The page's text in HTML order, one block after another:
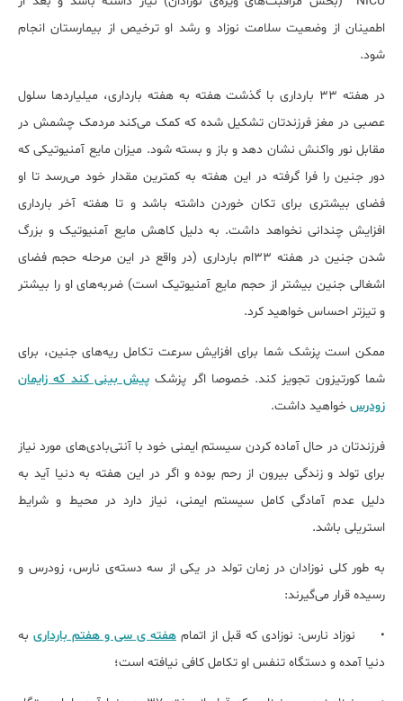
اطمینان از وضعیت سلامت نوزاد و رشد او ترخیص از بیمارستان انجام
شود.
در هفته 33 بارداری با گذشت هفته به هفته بارداری، میلیاردها سلول
عصبی در مغز فرزندتان تشکیل شده که کمک می‌کند مردمک چشمش در
مقابل نور واکنش نشان دهد و باز و بسته شود. میزان مایع آمنیوتیکی که
دور جنین را فرا گرفته در این هفته به کمترین مقدار خود می‌رسد تا او
فضای بیشتری برای تکان خوردن داشته باشد و تا هفته‌ آخر بارداری
افزایش چندانی نخواهد داشت. به دلیل کاهش مایع آمنیوتیک و بزرگ
شدن جنین در هفته 33ام بارداری (در واقع در این مرحله حجم فضای
اشغالی جنین بیشتر از حجم مایع آمنیوتیک است) ضربه‌های او را بیشتر
و تیزتر احساس خواهید کرد.
ممکن است پزشک شما برای افزایش سرعت تکامل ریه‌های جنین، برای
شما کورتیزون تجویز کند. خصوصا اگر پزشک پیش بینی کند که زایمان
زودرس خواهید داشت.
فرزندتان در حال آماده کردن سیستم ایمنی خود با آنتی‌بادی‌های مورد نیاز
برای تولد و زندگی بیرون از رحم بوده و اگر در این هفته به دنیا آید به
دلیل عدم آمادگی کامل سیستم ایمنی، نیاز دارد در محیط و شرایط
استریلی باشد.
به طور کلی نوزادان در زمان تولد در یکی از سه دسته‌ی نارس، زودرس و
رسیده قرار می‌گیرند:
• نوزاد نارس: نوزادی که قبل از اتمام هفته ی سی و هفتم بارداری به
دنیا آمده و دستگاه تنفس او تکامل کافی نیافته است؛